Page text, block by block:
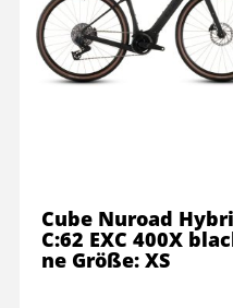
Cube Nuroad
C:62 EXC 400X
ne Größe: XS